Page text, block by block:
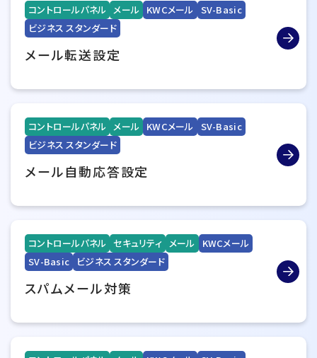
コントロールパネル メール KWCメール SV-Basic
ビジネス スタンダード
メール転送設定
コントロールパネル メール KWCメール SV-Basic
ビジネス スタンダード
メール自動応答設定
コントロールパネル セキュリティ メール
KWCメール
SV-Basic
ビジネス スタンダード
スパムメール対策